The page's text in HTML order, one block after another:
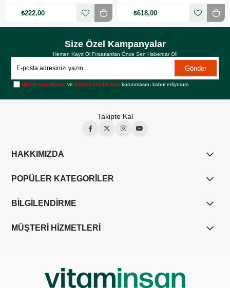
₺222,00 ₺618,00
Size Özel Kampanyalar
Hemen Kayıt Ol Fırsatlardan Önce Sen Haberdar Ol!
Gönder
Üyelik koşullarını vekişisel verilerimin korunmasını kabul ediyorum.
Takipte Kal
HAKKIMIZDA
POPÜLER KATEGORİLER
BİLGİLENDİRME
MÜŞTERİ HİZMETLERİ